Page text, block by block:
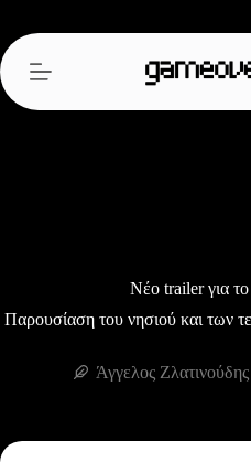
περιεχόμενο
Νέο trailer για
Παρουσίαση του νησιού και των
Άγγελος Ζλατινούδης